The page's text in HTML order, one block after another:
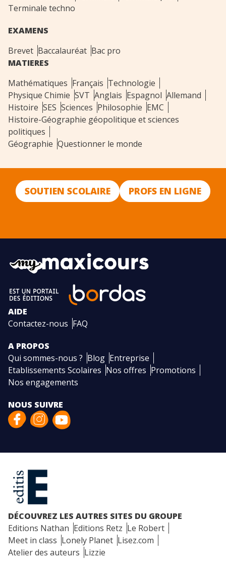
Terminale techno
EXAMENS
Brevet Baccalauréat Bac pro
MATIERES
Mathématiques Français Technologie
Physique Chimie SVT Anglais Espagnol Allemand
Histoire SES Sciences Philosophie EMC
Histoire-Géographie géopolitique et sciences
politiques
Géographie Questionner le monde
SOUTIEN SCOLAIRE PROFS EN LIGNE
AIDE
Contactez-nous FAQ
A PROPOS
Qui sommes-nous ? Blog Entreprise
Etablissements Scolaires Nos offres Promotions
Nos engagements
NOUS SUIVRE
DÉCOUVREZ LES AUTRES SITES DU GROUPE
Editions Nathan Editions Retz Le Robert
Meet in class Lonely Planet Lisez.com
Atelier des auteurs Lizzie